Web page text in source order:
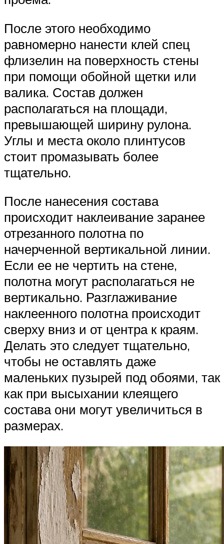
После этого необходимо
равномерно нанести клей спец
флизелин на поверхность стены
при помощи обойной щетки или
валика. Состав должен
располагаться на площади,
превышающей ширину рулона.
Углы и места около плинтусов
стоит промазывать более
тщательно.
После нанесения состава
происходит наклеивание заранее
отрезанного полотна по
начерченной вертикальной линии.
Если ее не чертить на стене,
полотна могут располагаться не
вертикально. Разглаживание
наклеенного полотна происходит
сверху вниз и от центра к краям.
Делать это следует тщательно,
чтобы не оставлять даже
маленьких пузырей под обоями, так
как при высыхании клеящего
состава они могут увеличиться в
размерах.